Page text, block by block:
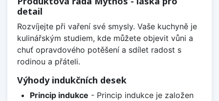
detail
Rozvíjejte při vaření své smysly. Vaše kuchyně je
kulinářským studiem, kde můžete objevit vůni a
chuť opravdového potěšení a sdílet radost s
rodinou a přáteli.
Výhody indukčních desek
Princip indukce - Princip indukce je založen